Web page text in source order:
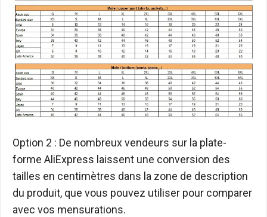
Option 2 : De nombreux vendeurs sur la plate-
forme AliExpress laissent une conversion des
tailles en centimètres dans la zone de description
du produit, que vous pouvez utiliser pour comparer
avec vos mensurations.